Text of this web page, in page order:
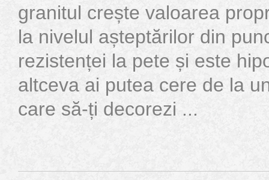
granitul crește valoarea
la nivelul așteptărilor din
rezistenței la pete și este
altceva ai putea cere de la
care să-ți decorezi ...